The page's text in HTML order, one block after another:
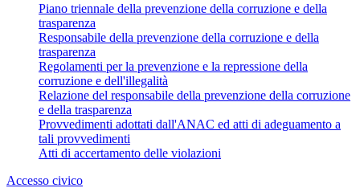
Piano triennale della prevenzione della corruzione e della
trasparenza
Responsabile della prevenzione della corruzione e della
trasparenza
Regolamenti per la prevenzione e la repressione della
corruzione e dell'illegalità
Relazione del responsabile della prevenzione della corruzione
e della trasparenza
Provvedimenti adottati dall'ANAC ed atti di adeguamento a
tali provvedimenti
Atti di accertamento delle violazioni
Accesso civico